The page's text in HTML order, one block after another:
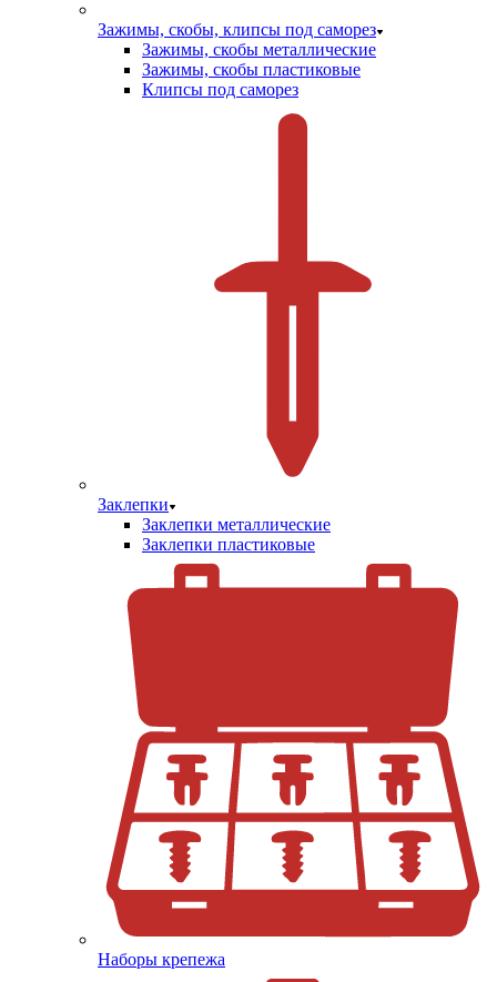
Зажимы, скобы, клипсы под саморез
Зажимы, скобы металлические
Зажимы, скобы пластиковые
Клипсы под саморез
Заклепки
Заклепки металлические
Заклепки пластиковые
Наборы крепежа